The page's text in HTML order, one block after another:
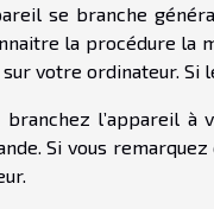
se branche
la procédure la
votre ordinateur. Si
branchez l’appareil
Si vous